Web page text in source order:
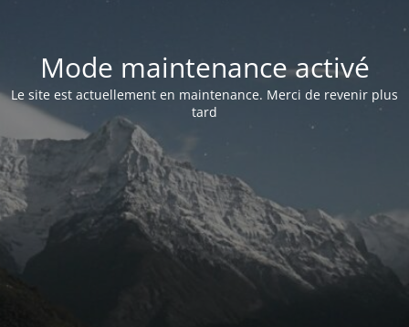
Mode maintenance activé
Le site est actuellement en maintenance. Merci de revenir plus
tard